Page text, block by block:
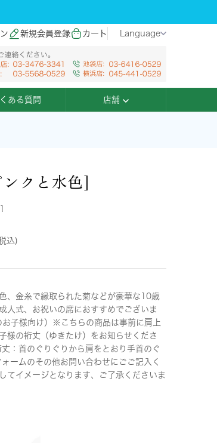
新規会員登録 カート Language
ある質問 店舗
クと水色]
込)
、金糸で縁取られた菊などが豪華な10歳
人式、お祝いの席におすすめでございま
子様向け）※こちらの商品は事前に肩上
様の裄丈（ゆきたけ）をお知らせくださ
：首のぐりぐりから肩をとおり手首のぐ
ームのその他お問い合わせにごご記入く
てイメージとなります、ご了承くださいま